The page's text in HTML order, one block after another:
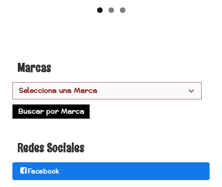
Marcas
Redes Sociales
Facebook